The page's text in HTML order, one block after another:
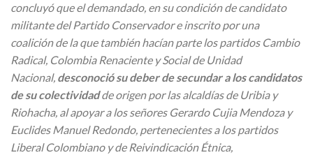
concluyó que el demandado, en su condición de candidato
militante del Partido Conservador e inscrito por una
coalición de la que también hacían parte los partidos Cambio
Radical, Colombia Renaciente y Social de Unidad
Nacional, desconoció su deber de secundar a los candidatos
de su colectividadde origen por las alcaldías de Uribia y
Riohacha, al apoyar a los señores Gerardo Cujia Mendoza y
Euclides Manuel Redondo, pertenecientes a los partidos
Liberal Colombiano y de Reivindicación Étnica,